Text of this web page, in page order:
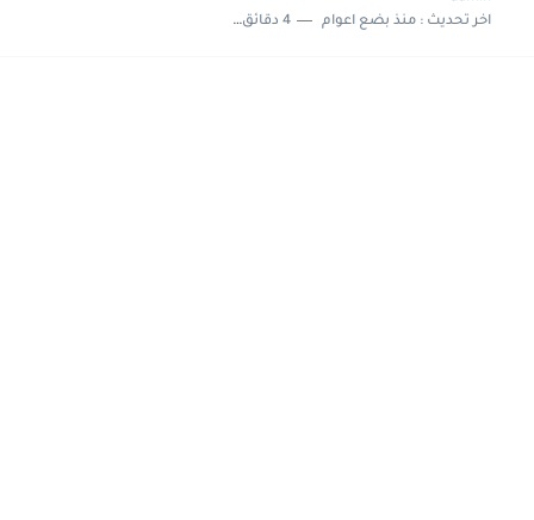
اخر تحديث :منذ بضع اعوام 4 دقائق للقراءة